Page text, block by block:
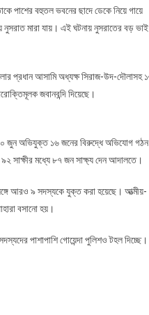
পাশের বহুতল ভবনের ছাদে ডেকে নিয়ে গায়ে
নুসরাত মারা যায়। এই ঘটনায় নুসরাতের বড় ভাই
প্রধান আসামি অধ্যক্ষ সিরাজ-উদ-দৌলাসহ
জবানবন্দি দিয়েছে।
২০ জুন অভিযুক্ত ১৬ জনের বিরুদ্ধে অভিযোগ গঠন
সাক্ষীর মধ্যে ৮৭ জন সাক্ষ্য দেন আদালতে।
আরও ৯ সদস্যকে যুক্ত করা হয়েছে। আত্মীয়-
বসানো হয়।
পাশাপাশি গোয়েন্দা পুলিশও টহল দিচ্ছে।